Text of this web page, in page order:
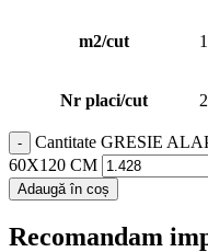
m2/cut
Nr placi/cut 2
Cantitate GRESIE
60X120 CM
Adaugă în coș
Recomandam